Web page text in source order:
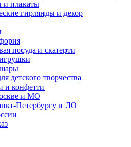
и плакаты
гирлянды и декор
посуда и скатерти
детского творчества
и конфетти
и МО
Петербургу и ЛО